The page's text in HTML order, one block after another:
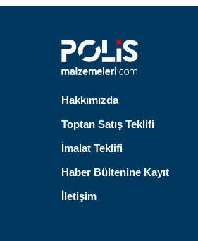
Hakkımızda
Toptan Satış Teklifi
İmalat Teklifi
Haber Bültenine Kayıt
İletişim